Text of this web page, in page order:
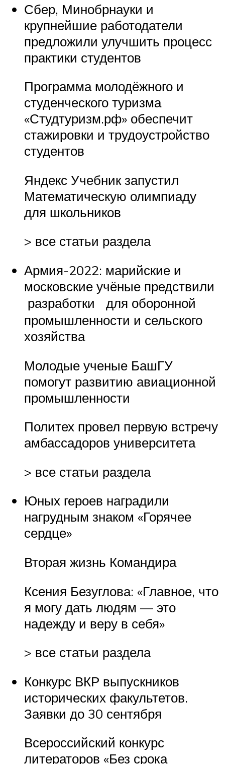
Сбер, Минобрнауки и
крупнейшие работодатели
предложили улучшить процесс
практики студентов
Программа молодёжного и
студенческого туризма
«Студтуризм.рф» обеспечит
стажировки и трудоустройство
студентов
Яндекс Учебник запустил
Математическую олимпиаду
для школьников
> все статьи раздела
Армия-2022: марийские и
московские учёные предствили
разработки для оборонной
промышленности и сельского
хозяйства
Молодые ученые БашГУ
помогут развитию авиационной
промышленности
Политех провел первую встречу
амбассадоров университета
> все статьи раздела
Юных героев наградили
нагрудным знаком «Горячее
сердце»
Вторая жизнь Командира
Ксения Безуглова: «Главное, что
я могу дать людям — это
надежду и веру в себя»
> все статьи раздела
Конкурс ВКР выпускников
исторических факультетов.
Заявки до 30 сентября
Всероссийский конкурс
литераторов «Без срока